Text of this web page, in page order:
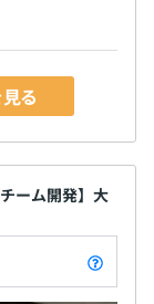
ながら、半期
されていま
る
ーム開発】大